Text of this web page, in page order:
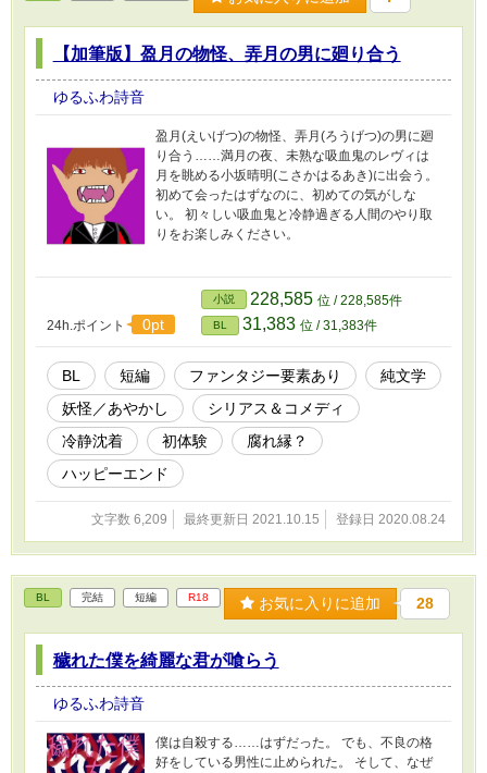
【加筆版】盈月の物怪、弄月の男に廻り合う
ゆるふわ詩音
盈月(えいげつ)の物怪、弄月(ろうげつ)の男に廻
り合う……満月の夜、未熟な吸血鬼のレヴィは
月を眺める小坂晴明(こさかはるあき)に出会う。
初めて会ったはずなのに、初めての気がしな
い。 初々しい吸血鬼と冷静過ぎる人間のやり取
りをお楽しみください。
24h.ポイント 0pt
小説 228,585 位 / 228,585件
BL 31,383 位 / 31,383件
BL 短編 ファンタジー要素あり
純文学
妖怪／あやかし
シリアス＆コメディ
冷静沈着
初体験
腐れ縁？
ハッピーエンド
文字数 6,209 最終更新日 2021.10.15 登録日 2020.08.24
BL 完結 短編 R18 お気に入りに追加 28
穢れた僕を綺麗な君が喰らう
ゆるふわ詩音
僕は自殺する……はずだった。 でも、不良の格
好をしている男性に止められた。 そして、なぜ